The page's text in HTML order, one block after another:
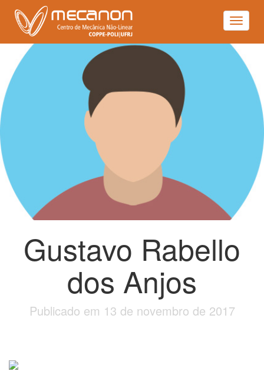
Toggle
Gustavo Rabello
dos Anjos
Publicado em 13 de novembro de 2017